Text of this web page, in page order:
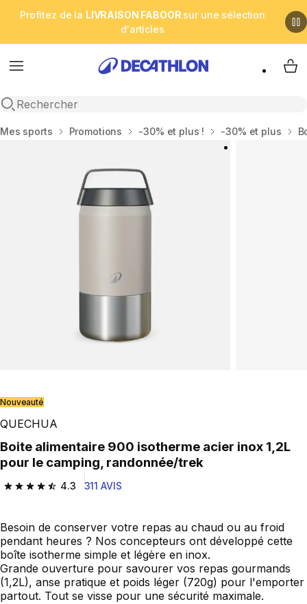
Profitez de la LIVRAISON FABOOR sur une sélection
d'articles
Menu
Open search
My
Accueil
Mes sports Promotions -30% et plus ! -30% et plus
Nouveauté
QUECHUA
Boite alimentaire 900 isotherme acier inox 1,2L
pour le camping, randonnée/trek
4.3
4.3 out of 5 stars from 311 reviews
311 AVIS
Besoin de conserver votre repas au chaud ou au froid
pendant heures ? Nos concepteurs ont développé cette
boîte isotherme simple et légère en inox.
Grande ouverture pour savourer vos repas gourmands
(1,2L), anse pratique et poids léger (720g) pour l'emporter
partout. Tout se visse pour une sécurité maximale.